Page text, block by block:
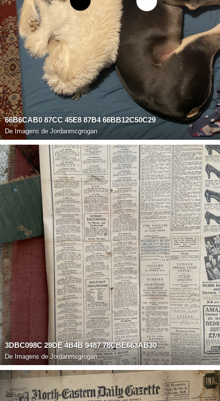
66B6CAB0 87CC 45E8 87B4 66BB12C50C29
De Imagens de Jordanmcgrogan
3DBC098C 29DE 4B4B 9487 78CBE663AB30
De Imagens de Jordanmcgrogan